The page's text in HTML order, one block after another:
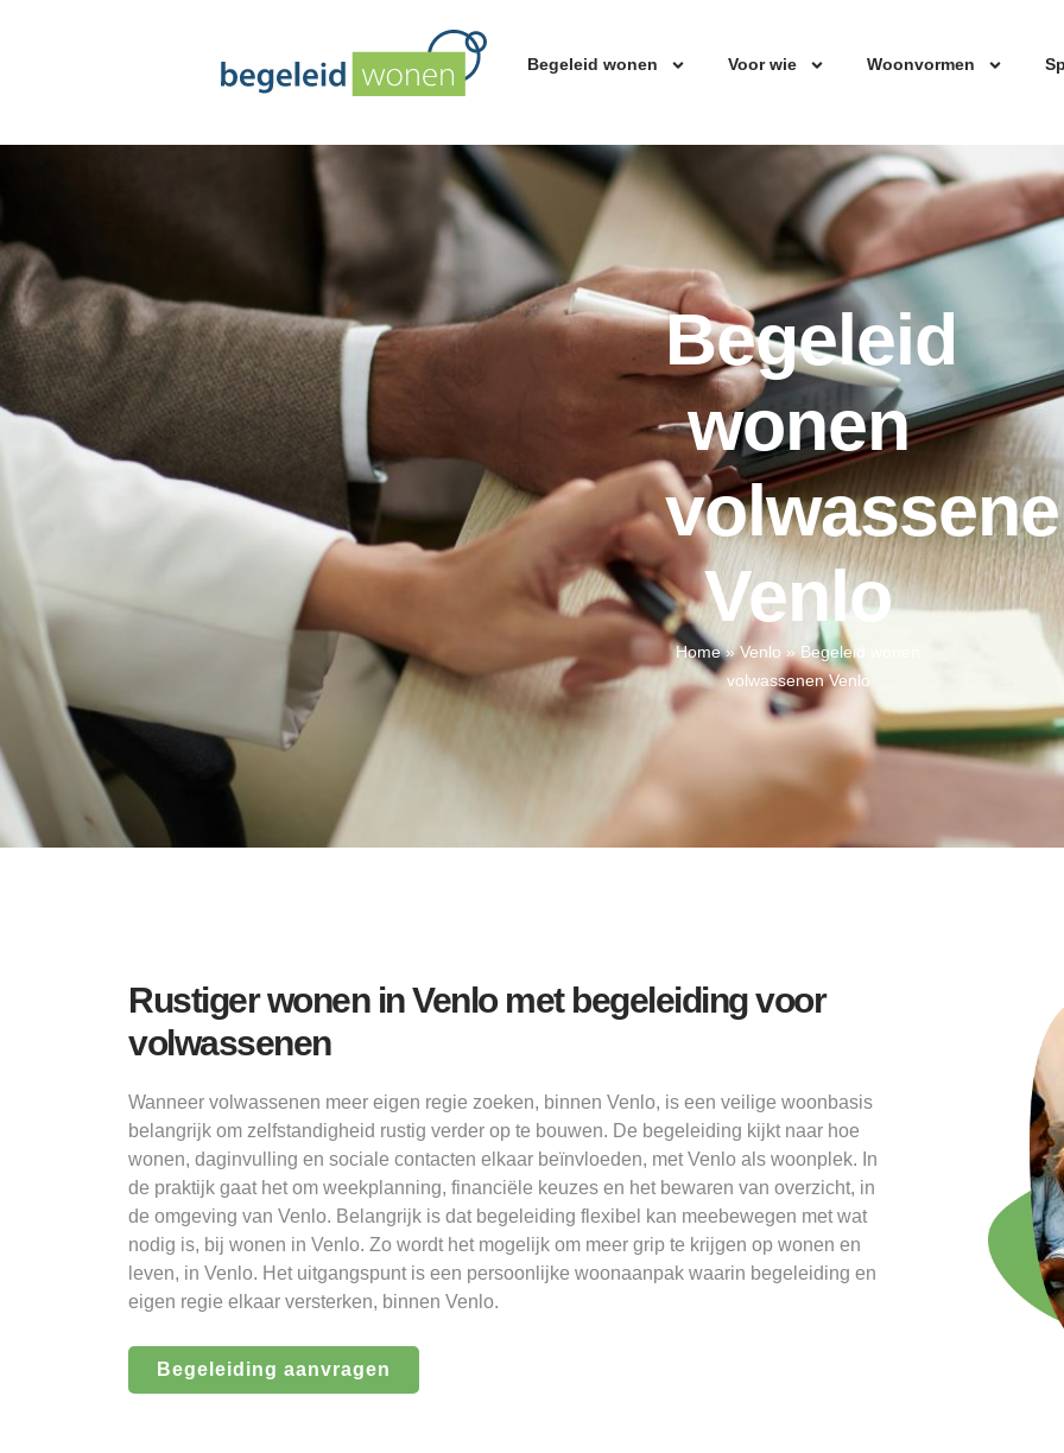
Begeleid wonen Voor wie Woonvormen
Begeleid
wonen
Venlo
Home»Venlo »Begeleid wonen
volwassenen Venlo
Rustiger wonen in Venlo met begeleiding voor
volwassenen
Wanneer volwassenen meer eigen regie zoeken, binnen Venlo, is een veilige woonbasis
belangrijk om zelfstandigheid rustig verder op te bouwen. De begeleiding kijkt naar hoe
wonen, daginvulling en sociale contacten elkaar beïnvloeden, met Venlo als woonplek. In
de praktijk gaat het om weekplanning, financiële keuzes en het bewaren van overzicht, in
de omgeving van Venlo. Belangrijk is dat begeleiding flexibel kan meebewegen met wat
nodig is, bij wonen in Venlo. Zo wordt het mogelijk om meer grip te krijgen op wonen en
leven, in Venlo. Het uitgangspunt is een persoonlijke woonaanpak waarin begeleiding en
eigen regie elkaar versterken, binnen Venlo.
Begeleiding aanvragen